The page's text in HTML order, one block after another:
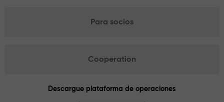
Para socios
Cooperation
Descargue plataforma de operaciones